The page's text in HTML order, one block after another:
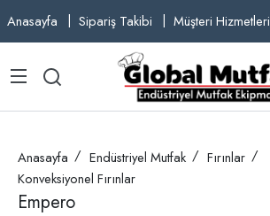
Anasayfa Sipariş Takibi Müşteri Hizmetleri
Anasayfa Endüstriyel Mutfak
Fırınlar
Konveksiyonel Fırınlar
Empero